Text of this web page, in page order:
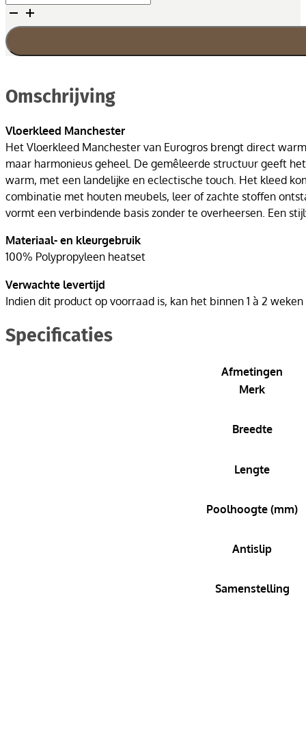
Manchester
Bruin/grijs
aantal
Omschrijving
Vloerkleed Manchester
Het Vloerkleed Manchester van Eurogros brengt direct
maar harmonieus geheel. De gemêleerde structuur geeft
warm, met een landelijke en eclectische touch. Het kleed
combinatie met houten meubels, leer of zachte stoffen
vormt een verbindende basis zonder te overheersen. Een
Materiaal- en kleurgebruik
100% Polypropyleen heatset
Verwachte levertijd
Indien dit product op voorraad is, kan het binnen 1 à 2
Specificaties
Afmetingen
Merk
Breedte
Lengte
Poolhoogte (mm)
Antislip
Samenstelling